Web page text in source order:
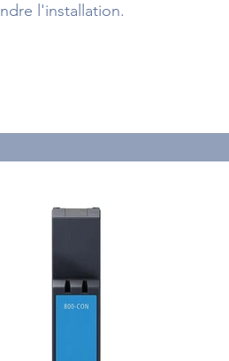
l'installation.